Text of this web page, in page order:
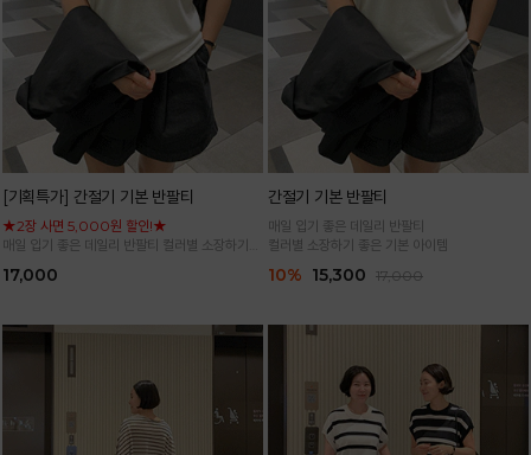
[기획특가] 간절기 기본 반팔티
★2장 사면 5,000원 할인!★
매일 입기 좋은 데일리 반팔티 컬러별 소장하기
17,000
간절기 기본 반팔티
매일 입기 좋은 데일리 반팔티
컬러별 소장하기 좋은 기본 아이템
10% 15,300 17,000